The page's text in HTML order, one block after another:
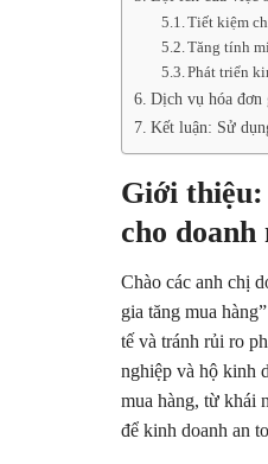
Tiết kiệm
Tăng tính
Phát triển
Dịch vụ hóa đơn
Kết luận: Sử
Giới thiệu:
cho doanh
Chào các anh chị
gia tăng mua
tế và tránh rủi ro
nghiệp và hộ kinh
mua hàng, từ khái
để kinh doanh an